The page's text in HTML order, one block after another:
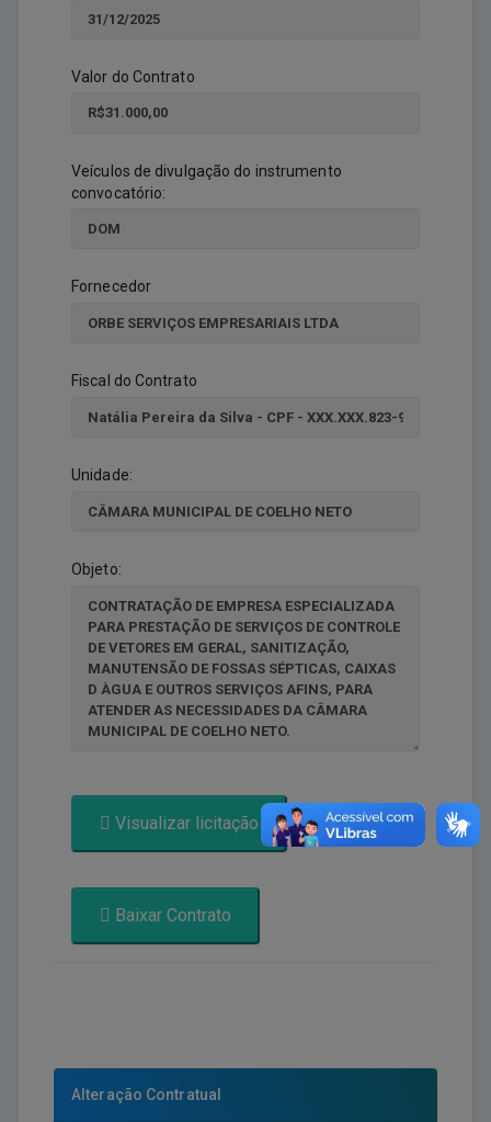
Valor do Contrato
Veículos de divulgação do instrumento
convocatório:
Fornecedor
Fiscal do Contrato
Unidade:
Objeto:
Visualizar licitação
Baixar Contrato
Alteração Contratual